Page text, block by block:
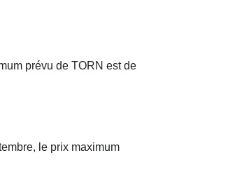
prévu de TORN est de
le prix maximum